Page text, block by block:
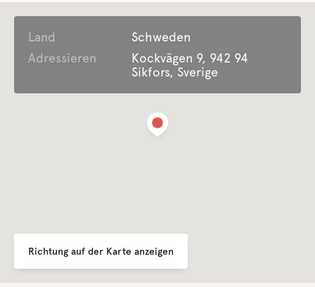
Wäsche
Einrichtungen für behinderte gäste
Bietet saisonale Unterkunft
Land
Schweden
Adressieren
Kockvägen 9, 942 94
Sikfors, Sverige
Richtung auf der Karte anzeigen